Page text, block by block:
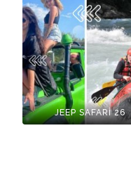
JEEP SAFARİ 26